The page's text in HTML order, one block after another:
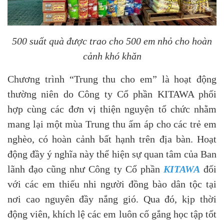
500 suất quà được trao cho 500 em nhỏ cho hoàn
cảnh khó khăn
Chương trình “Trung thu cho em” là hoạt động
thường niên do Công ty Cổ phần KITAWA phối
hợp cùng các đơn vị thiện nguyện tổ chức nhằm
mang lại một mùa Trung thu ấm áp cho các trẻ em
nghèo, có hoàn cảnh bất hạnh trên địa bàn. Hoạt
động đầy ý nghĩa này thể hiện sự quan tâm của Ban
lãnh đạo cũng như Công ty Cổ phần KITAWA đối
với các em thiếu nhi người đồng bào dân tộc tại
nơi cao nguyên đầy nắng gió. Qua đó, kịp thời
động viên, khích lệ các em luôn cố gắng học tập tốt